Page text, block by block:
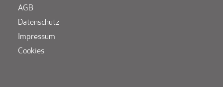
AGB
Datenschutz
Impressum
Cookies